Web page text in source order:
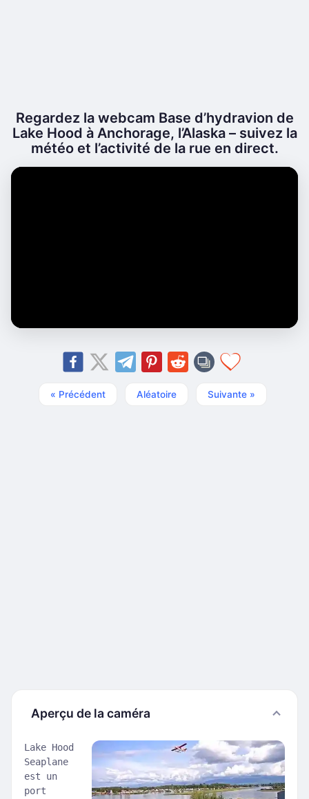
Regardez la webcam Base d’hydravion de
Lake Hood à Anchorage, l’Alaska – suivez la
météo et l’activité de la rue en direct.
« Précédent Aléatoire Suivante »
Aperçu de la caméra
Lake Hood
Seaplane
est un
port